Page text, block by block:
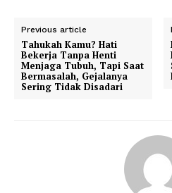
Previous article
Tahukah Kamu? Hati
Bekerja Tanpa Henti
Menjaga Tubuh, Tapi Saat
Bermasalah, Gejalanya
Sering Tidak Disadari